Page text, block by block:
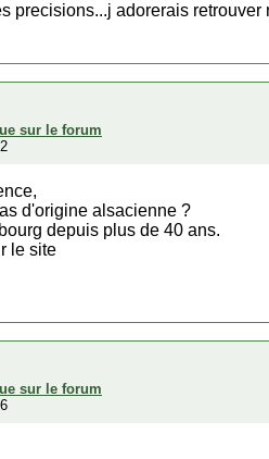
precisions...j adorerais
sur le forum
d'origine alsacienne ?
depuis plus de 40 ans.
le site
sur le forum